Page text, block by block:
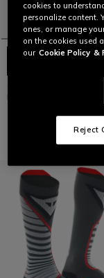
SKI THERMOHOSE IN
FÜR HERREN
cookies to
personalize content.
ones, or manage
on the cookies used
our Cookie Policy &
Reject